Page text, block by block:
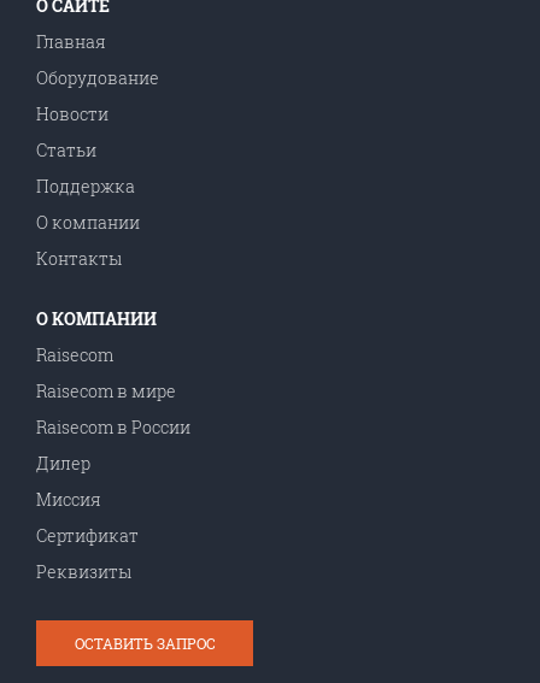
О САЙТЕ
Главная
Оборудование
Новости
Статьи
Поддержка
О компании
Контакты
О КОМПАНИИ
Raisecom
Raisecom в мире
Raisecom в Роcсии
Дилер
Миссия
Сертификат
Реквизиты
ОСТАВИТЬ ЗАПРОС